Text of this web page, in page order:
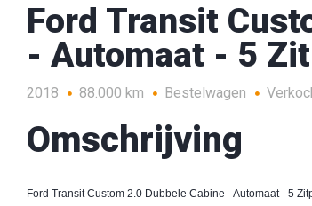
Ford Transit
- Automaat - 5
2018 88.000 km Bestelwagen
Omschrijving
Ford Transit Custom 2.0 Dubbele Cabine - Automaat - 5